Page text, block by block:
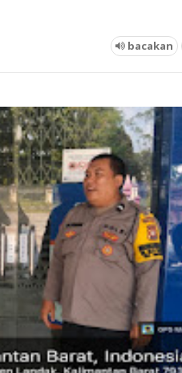
bacakan